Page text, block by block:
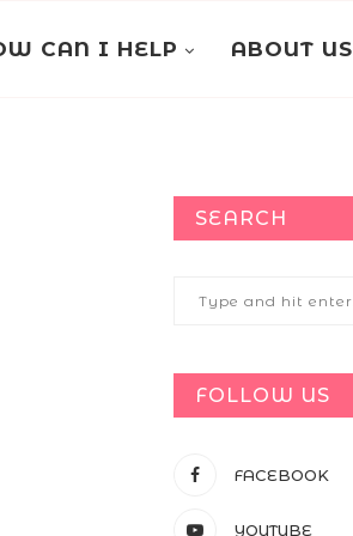
CAN I HELP ABOUT US
SEARCH
FOLLOW US
FACEBOOK
YOUTUBE